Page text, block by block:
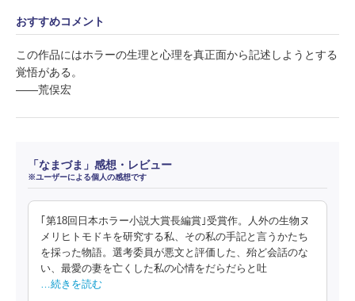
おすすめコメント
この作品にはホラーの生理と心理を真正面から記述しようとする
覚悟がある。
――荒俣宏
「なまづま」感想・レビュー
※ユーザーによる個人の感想です
｢第18回日本ホラー小説大賞長編賞｣受賞作。人外の生物ヌ
メリヒトモドキを研究する私、その私の手記と言うかたち
を採った物語。選考委員が悪文と評価した、殆ど会話のな
い、最愛の妻を亡くした私の心情をだらだらと吐
…続きを読む